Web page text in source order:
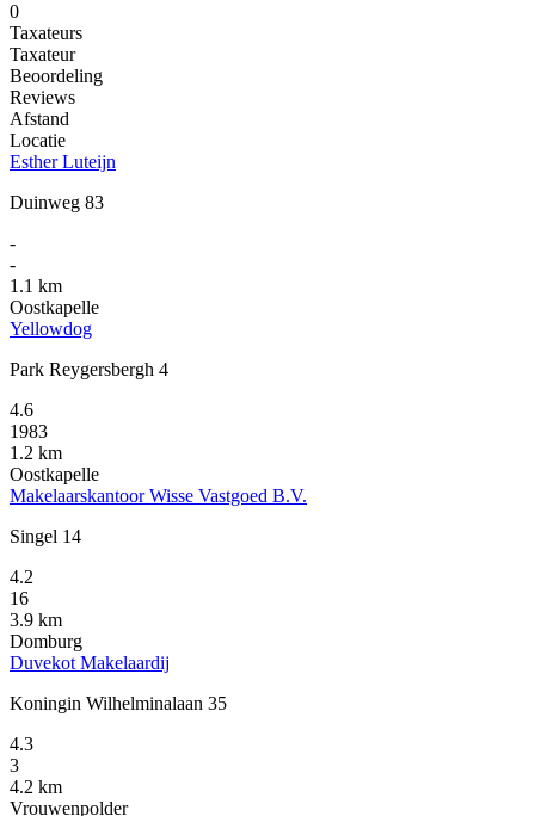
0
Taxateurs
Taxateur
Beoordeling
Reviews
Afstand
Locatie
Esther Luteijn
Duinweg 83
-
-
1.1 km
Oostkapelle
Yellowdog
Park Reygersbergh 4
4.6
1983
1.2 km
Oostkapelle
Makelaarskantoor Wisse Vastgoed B.V.
Singel 14
4.2
16
3.9 km
Domburg
Duvekot Makelaardij
Koningin Wilhelminalaan 35
4.3
3
4.2 km
Vrouwenpolder